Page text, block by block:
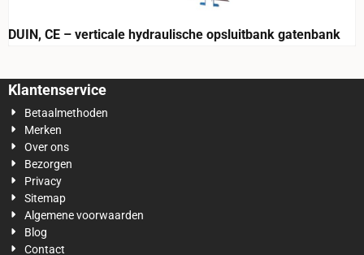
DUIN, CE – verticale hydraulische opsluitbank gatenbank
Klantenservice
Betaalmethoden
Merken
Over ons
Bezorgen
Privacy
Sitemap
Algemene voorwaarden
Blog
Contact